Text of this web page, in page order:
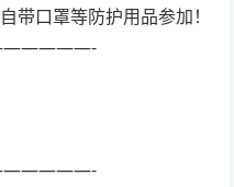
带口罩等防护用品参加！